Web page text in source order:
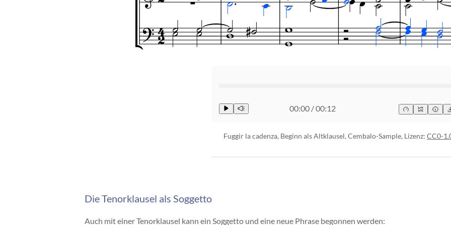
00:00/00:12
Fuggir la cadenza, Beginn als Altklausel, Cembalo-Sample, Lizenz: CC0-
Die Tenorklausel als Soggetto
Auch mit einer Tenorklausel kann ein Soggetto und eine neue Phrase begonnen werden: